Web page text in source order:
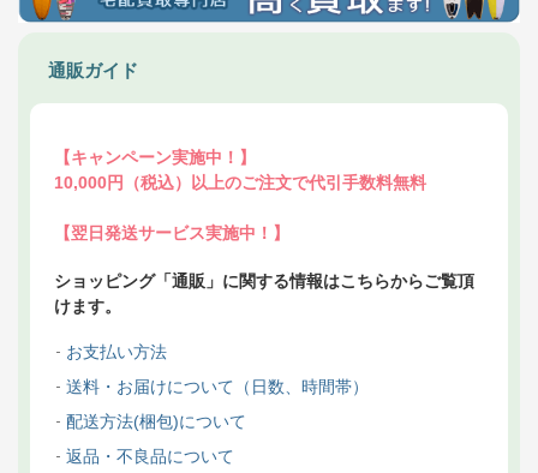
通販ガイド
【キャンペーン実施中！】
10,000円（税込）以上のご注文で代引手数料無料
【翌日発送サービス実施中！】
ショッピング「通販」に関する情報はこちらからご覧頂
けます。
お支払い方法
送料・お届けについて（日数、時間帯）
配送方法(梱包)について
返品・不良品について